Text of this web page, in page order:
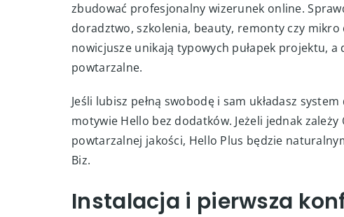
zbudować profesjonalny wizerunek online.
doradztwo, szkolenia, beauty, remonty czy
nowicjusze unikają typowych pułapek projektu,
powtarzalne.
Jeśli lubisz pełną swobodę i sam układasz
motywie Hello bez dodatków. Jeżeli jednak
powtarzalnej jakości, Hello Plus będzie
Biz.
Instalacja i pierwsza